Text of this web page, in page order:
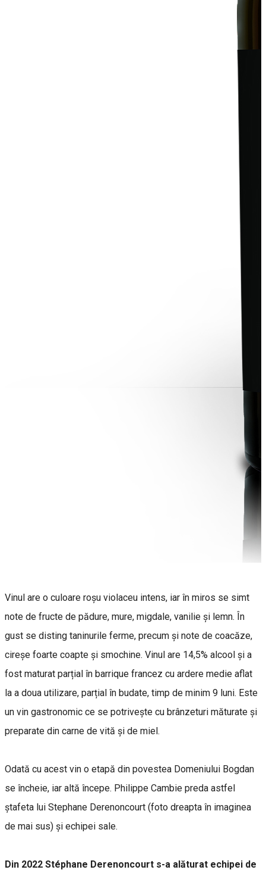
Vinul are o culoare roșu violaceu intens, iar în miros se simt
note de fructe de pădure, mure, migdale, vanilie și lemn. În
gust se disting taninurile ferme, precum și note de coacăze,
cireșe foarte coapte și smochine. Vinul are 14,5% alcool și a
fost maturat parțial în barrique francez cu ardere medie aflat
la a doua utilizare, parțial în budate, timp de minim 9 luni. Este
un vin gastronomic ce se potrivește cu brânzeturi măturate și
preparate din carne de vită și de miel.
Odată cu acest vin o etapă din povestea Domeniului Bogdan
se încheie, iar altă începe. Philippe Cambie preda astfel
ștafeta lui Stephane Derenoncourt (foto dreapta în imaginea
de mai sus) și echipei sale.
Din 2022 Stéphane Derenoncourt s-a alăturat echipei de